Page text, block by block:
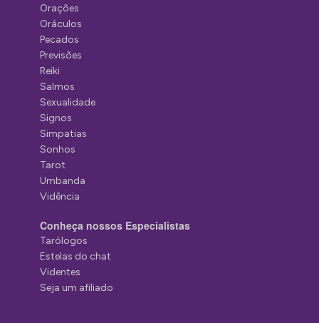
Orações
Oráculos
Pecados
Previsões
Reiki
Salmos
Sexualidade
Signos
Simpatias
Sonhos
Tarot
Umbanda
Vidência
Conheça nossos Especialistas
Tarólogos
Estelas do chat
Videntes
Seja um afiliado